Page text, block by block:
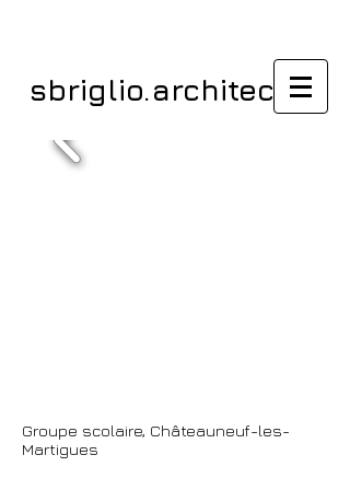
sbriglio.architectes
Groupe scolaire, Châteauneuf-les-
Martigues